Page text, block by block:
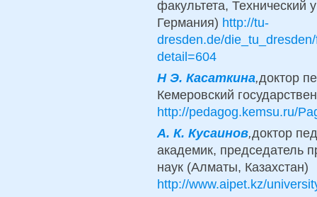
факультета, Технический
Германия) http://tu-
dresden.de/
detail=604
Н Э. Касаткина,доктор
Кемеровский
http://pedagog.kemsu.ru/
А. К. Кусаинов,доктор
академик, председатель
наук (Алматы, Казахстан)
http://www.aipet.kz/